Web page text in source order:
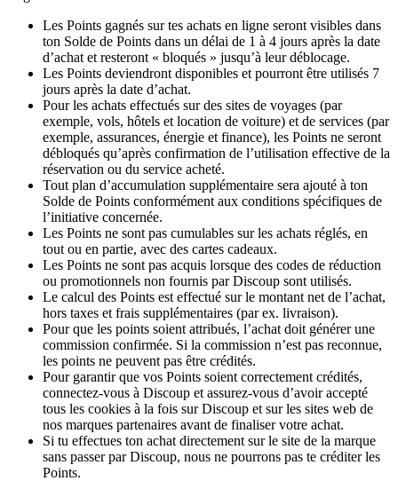
Les Points gagnés sur tes achats en ligne seront visibles dans
ton Solde de Points dans un délai de 1 à 4 jours après la date
d’achat et resteront « bloqués » jusqu’à leur déblocage.
Les Points deviendront disponibles et pourront être utilisés 7
jours après la date d’achat.
Pour les achats effectués sur des sites de voyages (par
exemple, vols, hôtels et location de voiture) et de services (par
exemple, assurances, énergie et finance), les Points ne seront
débloqués qu’après confirmation de l’utilisation effective de la
réservation ou du service acheté.
Tout plan d’accumulation supplémentaire sera ajouté à ton
Solde de Points conformément aux conditions spécifiques de
l’initiative concernée.
Les Points ne sont pas cumulables sur les achats réglés, en
tout ou en partie, avec des cartes cadeaux.
Les Points ne sont pas acquis lorsque des codes de réduction
ou promotionnels non fournis par Discoup sont utilisés.
Le calcul des Points est effectué sur le montant net de l’achat,
hors taxes et frais supplémentaires (par ex. livraison).
Pour que les points soient attribués, l’achat doit générer une
commission confirmée. Si la commission n’est pas reconnue,
les points ne peuvent pas être crédités.
Pour garantir que vos Points soient correctement crédités,
connectez-vous à Discoup et assurez-vous d’avoir accepté
tous les cookies à la fois sur Discoup et sur les sites web de
nos marques partenaires avant de finaliser votre achat.
Si tu effectues ton achat directement sur le site de la marque
sans passer par Discoup, nous ne pourrons pas te créditer les
Points.